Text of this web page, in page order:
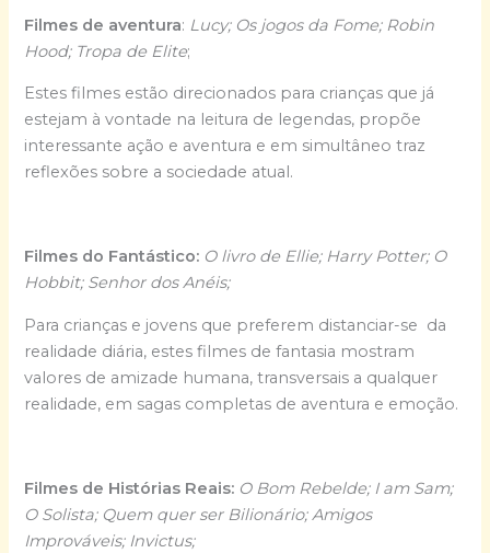
Filmes de aventura: Lucy; Os jogos da Fome; Robin
Hood; Tropa de Elite;
Estes filmes estão direcionados para crianças que já
estejam à vontade na leitura de legendas, propõe
interessante ação e aventura e em simultâneo traz
reflexões sobre a sociedade atual.
Filmes do Fantástico: O livro de Ellie; Harry Potter; O
Hobbit; Senhor dos Anéis;
Para crianças e jovens que preferem distanciar-se da
realidade diária, estes filmes de fantasia mostram
valores de amizade humana, transversais a qualquer
realidade, em sagas completas de aventura e emoção.
Filmes de Histórias Reais: O Bom Rebelde; I am Sam;
O Solista; Quem quer ser Bilionário; Amigos
Improváveis; Invictus;